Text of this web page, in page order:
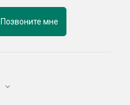
Позвоните мне